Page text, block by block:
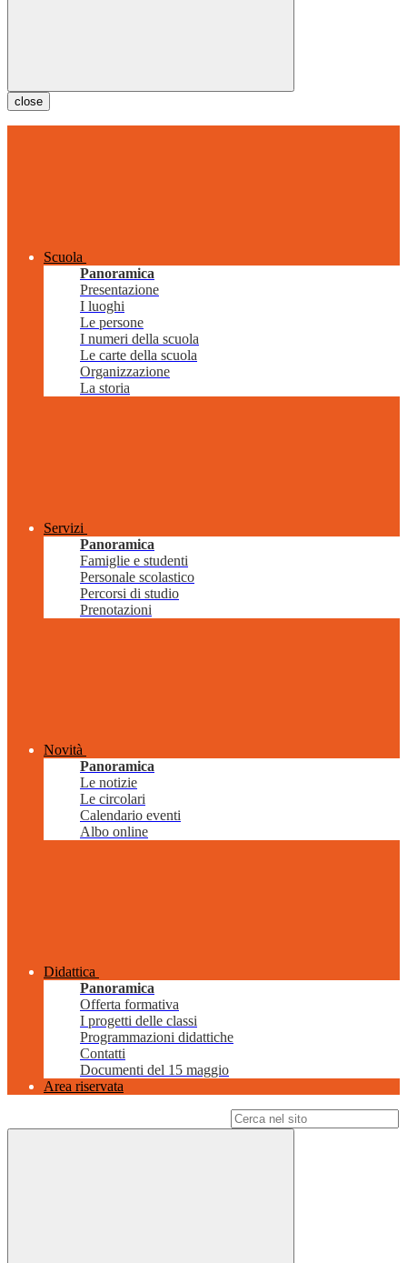
close
Scuola
Panoramica
Presentazione
I luoghi
Le persone
I numeri della scuola
Le carte della scuola
Organizzazione
La storia
Servizi
Panoramica
Famiglie e studenti
Personale scolastico
Percorsi di studio
Prenotazioni
Novità
Panoramica
Le notizie
Le circolari
Calendario eventi
Albo online
Didattica
Panoramica
Offerta formativa
I progetti delle classi
Programmazioni didattiche
Contatti
Documenti del 15 maggio
Area riservata